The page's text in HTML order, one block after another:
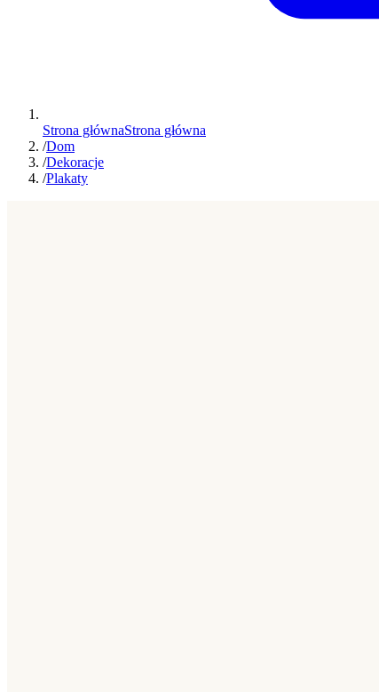
Strona głównaStrona główna
/Dom
/Dekoracje
/Plakaty